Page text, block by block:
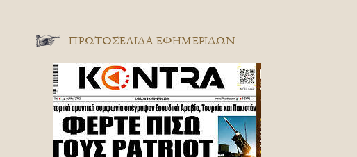
ΠΡΩΤΟΣΈΛΙΔΑ ΕΦΗΜΕΡΊΔΩΝ